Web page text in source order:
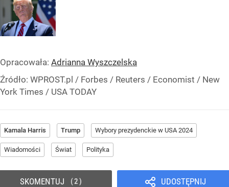
Opracowała: Adrianna Wyszczelska
Źródło: WPROST.pl / Forbes / Reuters / Economist / New
York Times / USA TODAY
Kamala Harris Trump Wybory prezydenckie w USA 2024
Wiadomości Świat Polityka
UDOSTĘPNIJ
SKOMENTUJ 2